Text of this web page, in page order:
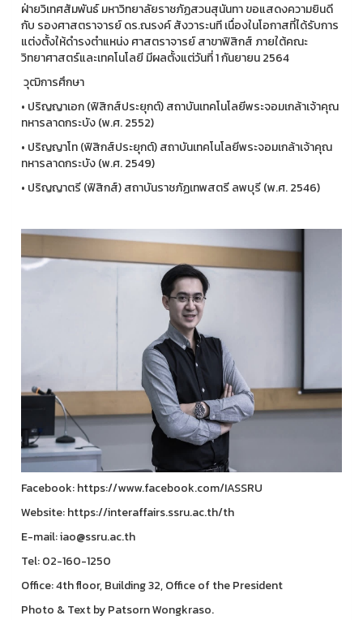
ฝ่ายวิเทศสัมพันธ์ มหาวิทยาลัยราชภัฏสวนสุนันทา ขอแสดงความยินดี
กับ รองศาสตราจารย์ ดร.ณรงค์ สังวาระนที เนื่องในโอกาสที่ได้รับการ
แต่งตั้งให้ดำรงตำแหน่ง ศาสตราจารย์ สาขาฟิสิกส์ ภายใต้คณะ
วิทยาศาสตร์และเทคโนโลยี มีผลตั้งแต่วันที่ 1 กันยายน 2564
วุฒิการศึกษา
• ปริญญาเอก (ฟิสิกส์ประยุกต์) สถาบันเทคโนโลยีพระจอมเกล้าเจ้าคุณ
ทหารลาดกระบัง (พ.ศ. 2552)
• ปริญญาโท (ฟิสิกส์ประยุกต์) สถาบันเทคโนโลยีพระจอมเกล้าเจ้าคุณ
ทหารลาดกระบัง (พ.ศ. 2549)
• ปริญญาตรี (ฟิสิกส์) สถาบันราชภัฏเทพสตรี ลพบุรี (พ.ศ. 2546)
Facebook: https://www.facebook.com/IASSRU
Website: https://interaffairs.ssru.ac.th/th
E-mail: iao@ssru.ac.th
Tel: 02-160-1250
Office: 4th floor, Building 32, Office of the President
Photo & Text by Patsorn Wongkraso.